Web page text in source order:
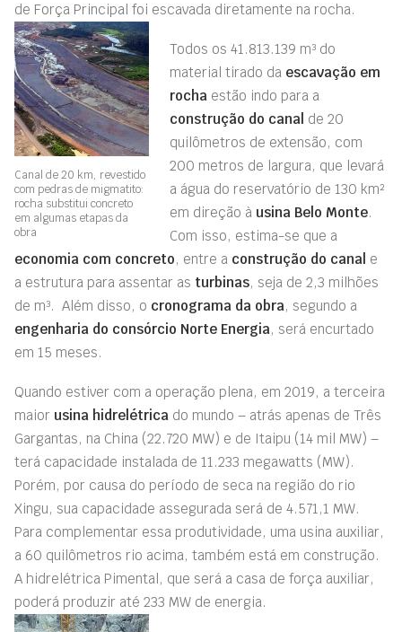
de Força Principal foi escavada diretamente na rocha.
Canal de 20 km, revestido
com pedras de migmatito:
rocha substitui concreto
em algumas etapas da
obra
Todos os 41.813.139 m³ do
material tirado da escavação em
rocha estão indo para a
construção do canal de 20
quilômetros de extensão, com
200 metros de largura, que levará
a água do reservatório de 130 km²
em direção à usina Belo Monte.
Com isso, estima-se que a
economia com concreto, entre a construção do canal e
a estrutura para assentar as turbinas, seja de 2,3 milhões
de m³. Além disso, o cronograma da obra, segundo a
engenharia do consórcio Norte Energia, será encurtado
em 15 meses.
Quando estiver com a operação plena, em 2019, a terceira
maior usina hidrelétrica do mundo – atrás apenas de Três
Gargantas, na China (22.720 MW) e de Itaipu (14 mil MW) –
terá capacidade instalada de 11.233 megawatts (MW).
Porém, por causa do período de seca na região do rio
Xingu, sua capacidade assegurada será de 4.571,1 MW.
Para complementar essa produtividade, uma usina auxiliar,
a 60 quilômetros rio acima, também está em construção.
A hidrelétrica Pimental, que será a casa de força auxiliar,
poderá produzir até 233 MW de energia.